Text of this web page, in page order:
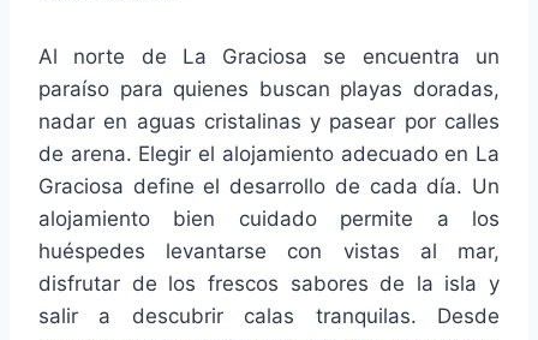
Al norte de La Graciosa se encuentra un
paraíso para quienes buscan playas doradas,
nadar en aguas cristalinas y pasear por calles
de arena. Elegir el alojamiento adecuado en La
Graciosa define el desarrollo de cada día. Un
alojamiento bien cuidado permite a los
huéspedes levantarse con vistas al mar,
disfrutar de los frescos sabores de la isla y
salir a descubrir calas tranquilas. Desde